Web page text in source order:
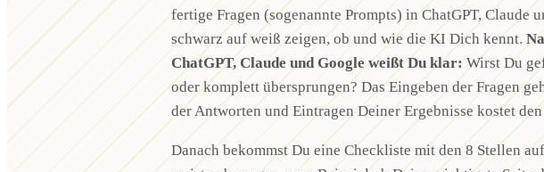
fertige Fragen (sogenannte Prompts) in ChatGPT, Claude
schwarz auf weiß zeigen, ob und wie die KI Dich kennt.
ChatGPT, Claude und Google weißt Du klar: Wirst Du
oder komplett übersprungen? Das Eingeben der Fragen
der Antworten und Eintragen Deiner Ergebnisse kostet
Danach bekommst Du eine Checkliste mit den 8 Stellen